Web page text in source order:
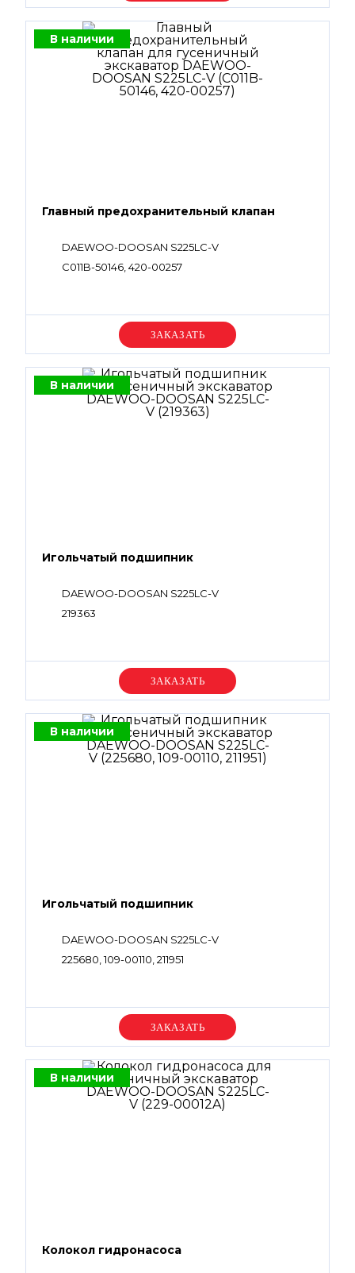
В наличии
Главный предохранительный клапан
DAEWOO-DOOSAN S225LC-V
C011B-50146, 420-00257
Уточняйте цену
В наличии
Игольчатый подшипник
DAEWOO-DOOSAN S225LC-V
219363
Уточняйте цену
В наличии
Игольчатый подшипник
DAEWOO-DOOSAN S225LC-V
225680, 109-00110, 211951
Уточняйте цену
В наличии
Колокол гидронасоса